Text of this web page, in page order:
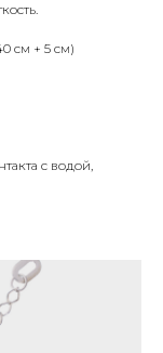
см + 5 см)
с водой,